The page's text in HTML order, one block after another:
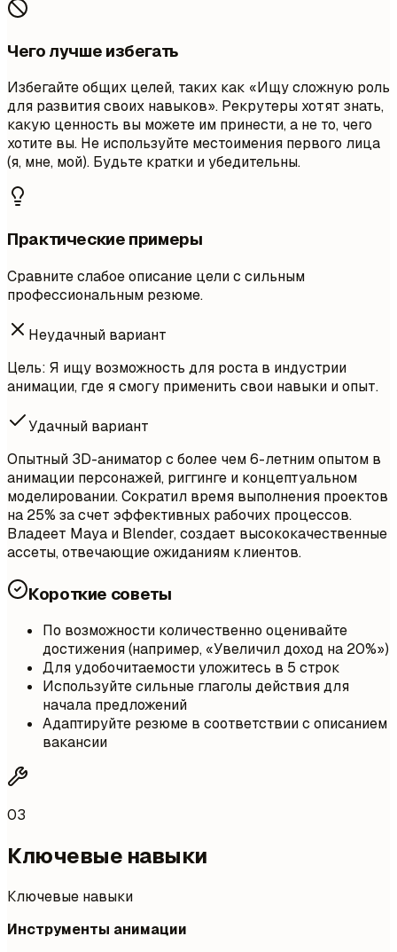
Чего лучше избегать
Избегайте общих целей, таких как «Ищу сложную роль
для развития своих навыков». Рекрутеры хотят знать,
какую ценность вы можете им принести, а не то, чего
хотите вы. Не используйте местоимения первого лица
(я, мне, мой). Будьте кратки и убедительны.
Практические примеры
Сравните слабое описание цели с сильным
профессиональным резюме.
Неудачный вариант
Цель: Я ищу возможность для роста в индустрии
анимации, где я смогу применить свои навыки и опыт.
Удачный вариант
Опытный 3D-аниматор с более чем 6-летним опытом в
анимации персонажей, риггинге и концептуальном
моделировании. Сократил время выполнения проектов
на 25% за счет эффективных рабочих процессов.
Владеет Maya и Blender, создает высококачественные
ассеты, отвечающие ожиданиям клиентов.
Короткие советы
По возможности количественно оценивайте
достижения (например, «Увеличил доход на 20%»)
Для удобочитаемости уложитесь в 5 строк
Используйте сильные глаголы действия для
начала предложений
Адаптируйте резюме в соответствии с описанием
вакансии
03
Ключевые навыки
Ключевые навыки
Инструменты анимации